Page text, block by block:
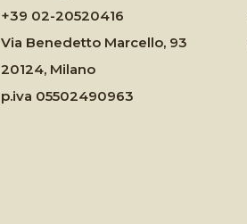
+39 02-20520416
Via Benedetto Marcello, 93
20124, Milano
p.iva 05502490963